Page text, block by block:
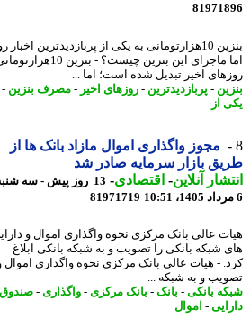
بنزین 10هزارتومانی به یکی از پربازدیدترین اخبار
اما ماجرای این بنزین چیست؟ -
اخیر تبدیل شده است؛ اما ...
- پربازدیدترین- روزهای اخیر -مصرف بنزین- هزار
از
مجوز واگذاری اموال مازاد بانک ها از
بازار سرمایه صادر شد
آنلاین-اقتصادی-
13 روز پیش - سه شنبه
81971719
عالی بانک مرکزی نحوه واگذاری اموال و دارایی
شبکه بانکی را تصویب و به شبکه بانکی ابلاغ
- هیات عالی بانک مرکزی نحوه واگذاری اموال و
و به شبکه ...
بانکی-بانک -بانک مرکزی - واگذاری- صندوق
- اموال